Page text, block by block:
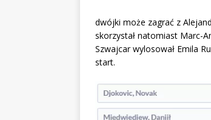
dwójki może zagrać z
skorzystał natomiast Marc-
Szwajcar wylosował Emila
start.